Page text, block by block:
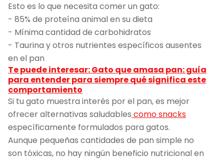
Esto es lo que necesita comer un gato:
- 85% de proteína animal en su dieta
- Mínima cantidad de carbohidratos
- Taurina y otros nutrientes específicos ausentes
en el pan
Te puede interesar: Gato que amasa pan: guía
para entender para siempre qué significa este
comportamiento
Si tu gato muestra interés por el pan, es mejor
ofrecer alternativas saludables como snacks
específicamente formulados para gatos.
Aunque pequeñas cantidades de pan simple no
son tóxicas, no hay ningún beneficio nutricional en